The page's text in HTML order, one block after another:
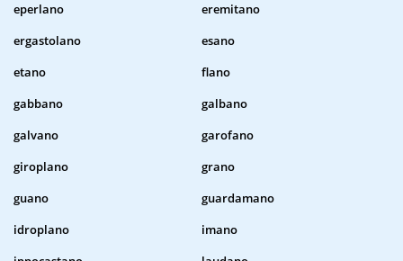
eperlano
eremitano
ergastolano
esano
etano
flano
gabbano
galbano
galvano
garofano
giroplano
grano
guano
guardamano
idroplano
imano